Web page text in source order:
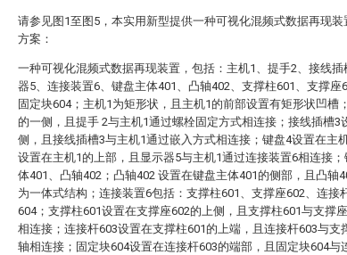
请参见图1至图5，本实用新型提供一种可视化混频式数据再现
方案：
一种可视化混频式数据再现装置，包括：主机1、提手2、接线
器5、连接装置6、键盘主体401、凸轴402、支撑柱601、支撑座
固定块604；主机1为矩形状，且主机1的前部设置有矩形状凹槽
的一侧，且提手 2与主机1通过螺栓固定方式相连接；接线插槽3
侧，且接线插槽3与主机1通过嵌入方式相连接；键盘4设置在主
设置在主机1的上部，且显示器5与主机1通过连接装置6相连接
体401、凸轴402；凸轴402 设置在键盘主体401的侧部，且凸轴
为一体式结构；连接装置6包括：支撑柱601、支撑座602、连接
604；支撑柱601设置在支撑座602的上侧，且支撑柱601与支撑
相连接；连接杆603设置在支撑柱601的上端，且连接杆603与支
轴相连接；固定块604设置在连接杆603的端部，且固定块604与